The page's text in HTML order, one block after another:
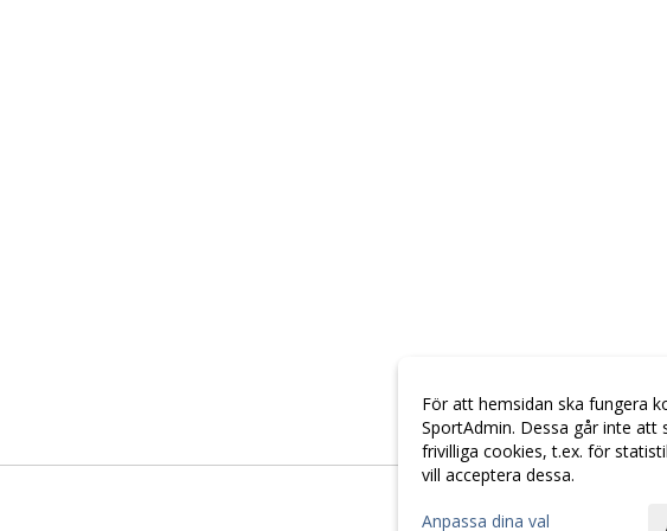
För att hemsidan ska fungera
SportAdmin. Dessa går inte att
frivilliga cookies, t.ex. för
vill acceptera dessa.
Anpassa dina val